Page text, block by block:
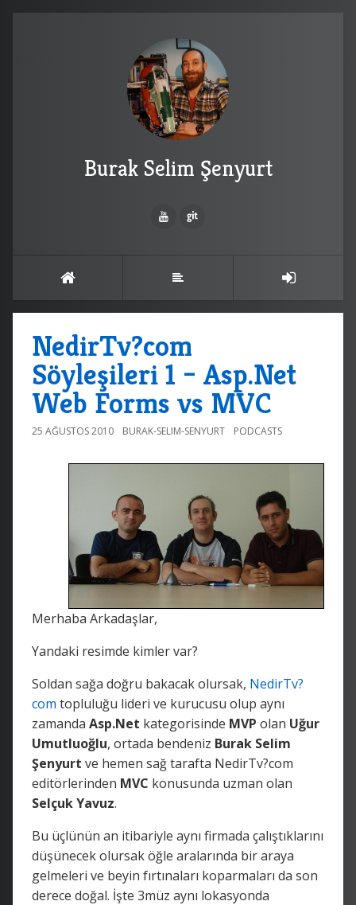
Burak Selim Şenyurt
NedirTv?com
Söyleşileri 1 – Asp.Net
Web Forms vs MVC
25 AĞUSTOS 2010 BURAK-SELIM-SENYURT PODCASTS
Merhaba Arkadaşlar,
Yandaki resimde kimler var?
Soldan sağa doğru bakacak olursak, NedirTv?
com topluluğu lideri ve kurucusu olup aynı
zamanda Asp.Net kategorisinde MVP olan Uğur
Umutluoğlu, ortada bendeniz Burak Selim
Şenyurt ve hemen sağ tarafta NedirTv?com
editörlerinden MVC konusunda uzman olan
Selçuk Yavuz.
Bu üçlünün an itibariyle aynı firmada çalıştıklarını
düşünecek olursak öğle aralarında bir araya
gelmeleri ve beyin fırtınaları koparmaları da son
derece doğal. İşte 3müz aynı lokasyonda